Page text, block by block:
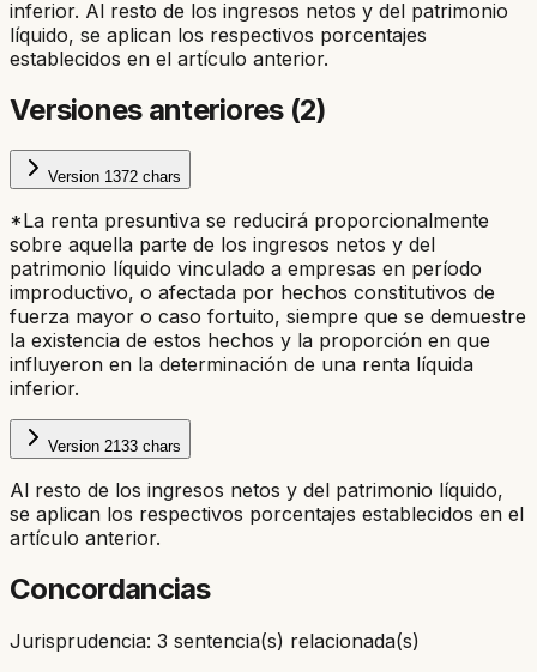
inferior. Al resto de los ingresos netos y del patrimonio
líquido, se aplican los respectivos porcentajes
establecidos en el artículo anterior.
Versiones anteriores (2)
Version 1372 chars
*La renta presuntiva se reducirá proporcionalmente
sobre aquella parte de los ingresos netos y del
patrimonio líquido vinculado a empresas en período
improductivo, o afectada por hechos constitutivos de
fuerza mayor o caso fortuito, siempre que se demuestre
la existencia de estos hechos y la proporción en que
influyeron en la determinación de una renta líquida
inferior.
Version 2133 chars
Al resto de los ingresos netos y del patrimonio líquido,
se aplican los respectivos porcentajes establecidos en el
artículo anterior.
Concordancias
Jurisprudencia: 3 sentencia(s) relacionada(s)